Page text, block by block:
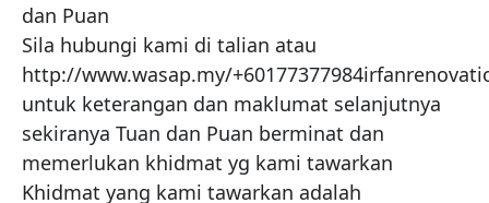
dan Puan
Sila hubungi kami di talian atau
http://www.wasap.my/
untuk keterangan dan maklumat selanjutnya
sekiranya Tuan dan Puan berminat dan
memerlukan khidmat yg kami tawarkan
Khidmat yang kami tawarkan adalah